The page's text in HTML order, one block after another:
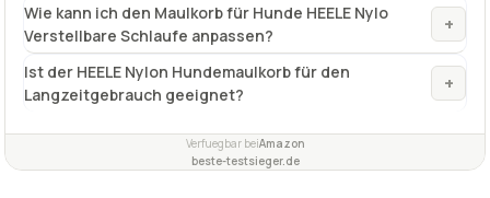
Wie kann ich den Maulkorb für Hunde HEELE Nylo
Verstellbare Schlaufe anpassen?
+
Ist der HEELE Nylon Hundemaulkorb für den
Langzeitgebrauch geeignet?
+
Verfuegbar beiAmazon
beste-testsieger.de